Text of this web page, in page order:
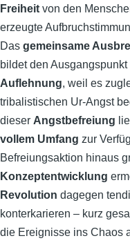
Freiheit von den
erzeugte
Das gemeinsame
bildet den Ausgangspunkt
Auflehnung, weil es
tribalistischen Ur-Angst
dieser Angstbefreiung
vollem Umfang zur
Befreiungsaktion hinaus
Konzeptentwicklung
Revolution dagegen
konterkarieren – kurz
die Ereignisse ins Chaos